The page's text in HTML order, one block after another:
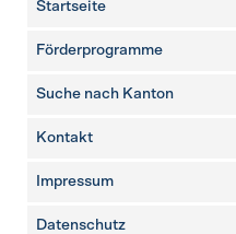
Startseite
Förderprogramme
Suche nach Kanton
weitere Seiten
Kontakt
Impressum
Datenschutz